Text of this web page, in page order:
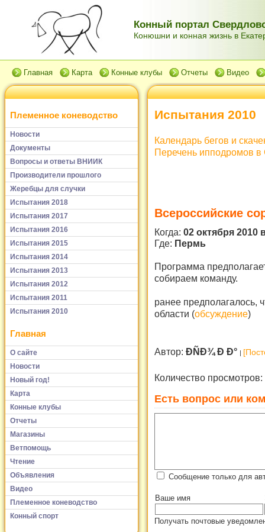
Конный портал
Конюшни и конная жизнь в
Главная Карта Конные клубы Отчеты Видео
Племенное коневодство
Новости
Документы
Вопросы и ответы ВНИИК
Производители прошлого
Жеребцы для случки
Испытания 2018
Испытания 2017
Испытания 2016
Испытания 2015
Испытания 2014
Испытания 2013
Испытания 2012
Испытания 2011
Испытания 2010
Главная
О сайте
Новости
Новый год!
Карта
Конные клубы
Отчеты
Магазины
Ветпомощь
Чтение
Объявления
Видео
Племенное коневодство
Конный спорт
Испытания 2010
Календарь бегов и
Перечень ипподромов в
Всероссийские
Когда: 02 октября 2010
Где: Пермь
Программа
собираем команду.
ранее предполагалось,
области (обсуждение)
Автор: Ð­ÑÐ¾ Ð Ð°
Количество просмотров:
Есть вопрос или
Сообщение только для
Ваше имя
Получать почтовые